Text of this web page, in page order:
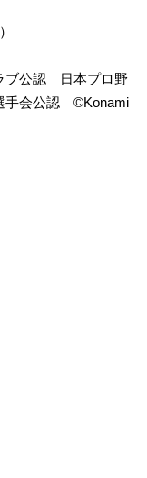
ブ公認 日本プロ野
手会公認 ©Konami